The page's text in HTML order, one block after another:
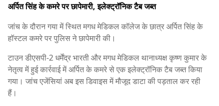
अर्पित सिंह के कमरे पर छापेमारी, इलेक्ट्रॉनिक टैब जब्त
जांच के दौरान गया में स्थित मगध मेडिकल कॉलेज के छात्र अर्पित सिंह के
हॉस्टल कमरे पर पुलिस ने छापेमारी की।
टाउन डीएसपी-2 धर्मेंद्र भारती और मगध मेडिकल थानाध्यक्ष कृष्ण कुमार के
नेतृत्व में हुई कार्रवाई में अर्पित के कमरे से एक इलेक्ट्रॉनिक टैब जब्त किया
गया। जांच एजेंसियां अब इस डिवाइस में मौजूद डाटा की पड़ताल कर रही
हैं।